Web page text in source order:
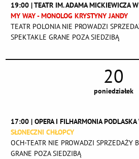
19:00 | TEATR IM. ADAMA MICKIEWICZA W
MY WAY - MONOLOG KRYSTYNY JANDY
TEATR POLONIA NIE PROWADZI
SPEKTAKLE GRANE POZA SIEDZIBĄ
20
poniedziałek
17:00 | OPERA I FILHARMONIA PODLASKA
SŁONECZNI CHŁOPCY
OCH-TEATR NIE PROWADZI SPRZEDAŻY
GRANE POZA SIEDZIBĄ